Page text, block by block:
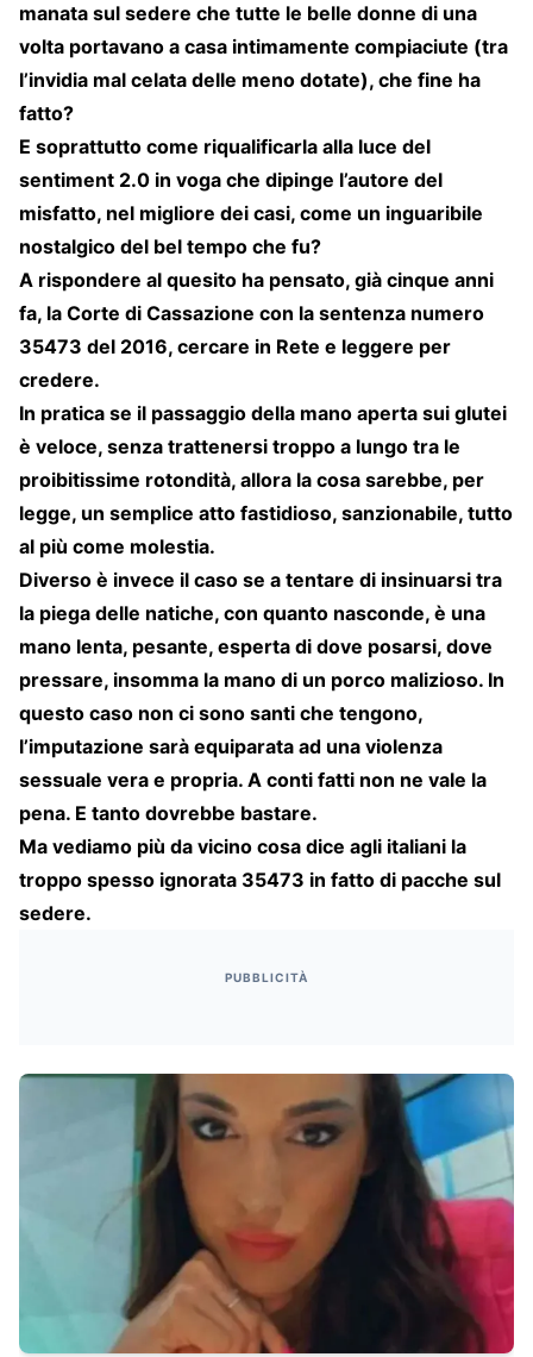
manata sul sedere che tutte le belle donne di una
volta portavano a casa intimamente compiaciute (tra
l’invidia mal celata delle meno dotate), che fine ha
fatto?
E soprattutto come riqualificarla alla luce del
sentiment 2.0 in voga che dipinge l’autore del
misfatto, nel migliore dei casi, come un inguaribile
nostalgico del bel tempo che fu?
A rispondere al quesito ha pensato, già cinque anni
fa, la Corte di Cassazione con la sentenza numero
35473 del 2016, cercare in Rete e leggere per
credere.
In pratica se il passaggio della mano aperta sui glutei
è veloce, senza trattenersi troppo a lungo tra le
proibitissime rotondità, allora la cosa sarebbe, per
legge, un semplice atto fastidioso, sanzionabile, tutto
al più come molestia.
Diverso è invece il caso se a tentare di insinuarsi tra
la piega delle natiche, con quanto nasconde, è una
mano lenta, pesante, esperta di dove posarsi, dove
pressare, insomma la mano di un porco malizioso. In
questo caso non ci sono santi che tengono,
l’imputazione sarà equiparata ad una violenza
sessuale vera e propria. A conti fatti non ne vale la
pena. E tanto dovrebbe bastare.
Ma vediamo più da vicino cosa dice agli italiani la
troppo spesso ignorata 35473 in fatto di pacche sul
sedere.
PUBBLICITÀ